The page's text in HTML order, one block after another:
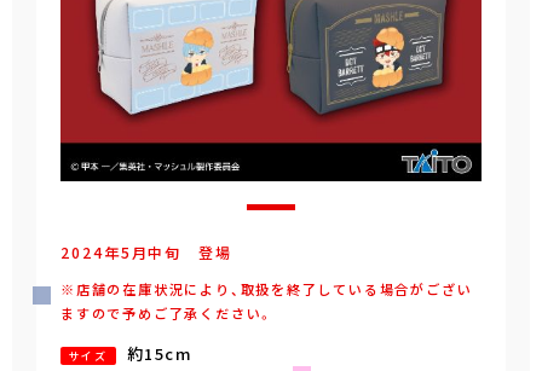
2024年5 月中旬 登場
※店舗の在庫状況により、取扱を終了している場合がござい
ますので予めご了承ください。
サイズ 約15cm